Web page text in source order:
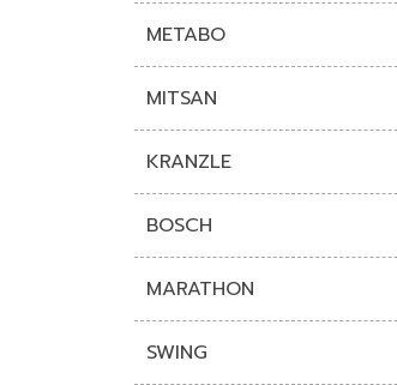
METABO
MITSAN
KRANZLE
BOSCH
MARATHON
SWING